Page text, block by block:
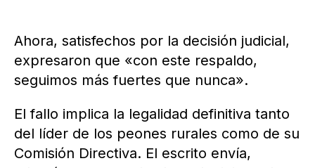
Ahora, satisfechos por la decisión judicial,
expresaron que «con este respaldo,
seguimos más fuertes que nunca».
El fallo implica la legalidad definitiva tanto
del líder de los peones rurales como de su
Comisión Directiva. El escrito envía,